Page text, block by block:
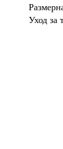
Уход за